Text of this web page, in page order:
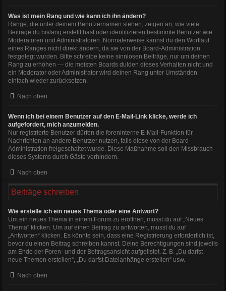
Was ist mein Rang und wie kann ich ihn ändern?
Ränge, die unter deinem Benutzernamen stehen, zeigen an, wie viele
Beiträge du bislang erstellt hast oder identifizieren bestimmte Benutzer wie
Moderatoren und Administratoren. Normalerweise kannst du den Wortlaut
eines Ranges nicht direkt ändern, da sie von der Board-Administration
festgelegt wurden. Bitte schreibe keine sinnlosen Beiträge, nur um deinen
Rang zu erhöhen — die meisten Boards dulden dieses Verhalten nicht und
ein Moderator oder Administrator wird deinen Rang unter Umständen
einfach wieder zurücksetzen.
Nach oben
Wenn ich bei einem Benutzer auf den E-Mail-Link klicke, werde ich
aufgefordert, mich anzumelden.
Nur registrierte Benutzer dürfen die foreninterne E-Mail-Funktion für
Nachrichten an andere Benutzer nutzen, falls diese von der Board-
Administration freigeschaltet wurde. Diese Maßnahme soll den Missbrauch
dieses Systems durch Gäste verhindern.
Nach oben
Beiträge schreiben
Wie erstelle ich ein neues Thema oder eine Antwort?
Um ein neues Thema in einem Forum zu eröffnen, musst du auf „Neues
Thema“ klicken. Um auf einen Beitrag zu antworten, musst du auf
„Antworten“ klicken. Es könnte sein, dass eine Registrierung erforderlich ist,
bevor du einen Beitrag schreiben kannst. Deine Berechtigungen sind jeweils
am Ende der Foren- und der Beitragsansicht aufgelistet. Z. B. „Du darfst
neue Themen erstellen“, „Du darfst Dateianhänge erstellen“ usw.
Nach oben